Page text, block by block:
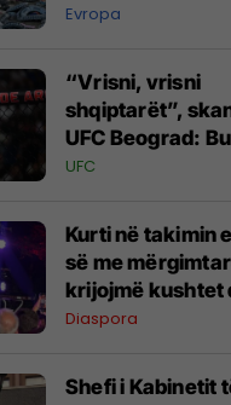
masivisht
Evropa
“Vrisni, vrisni
shqiptarët”,
UFC Beograd:
u përball me
tribunat
UFC
Kurti në takimin
së me
krijojmë kushtet
ktheheni në
Diaspora
Shefi i Kabinetit